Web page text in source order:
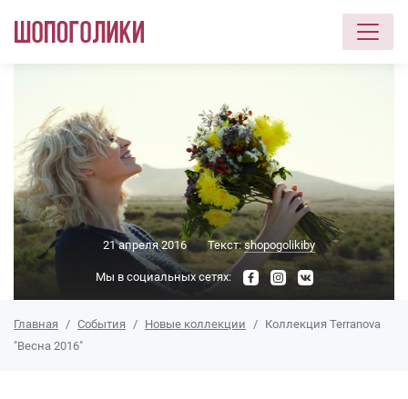
21 апреля 2016 Текст:shopogolikiby
Мы в социальных сетях:
Главная События Новые коллекции
Коллекция Terranova
"Весна 2016"